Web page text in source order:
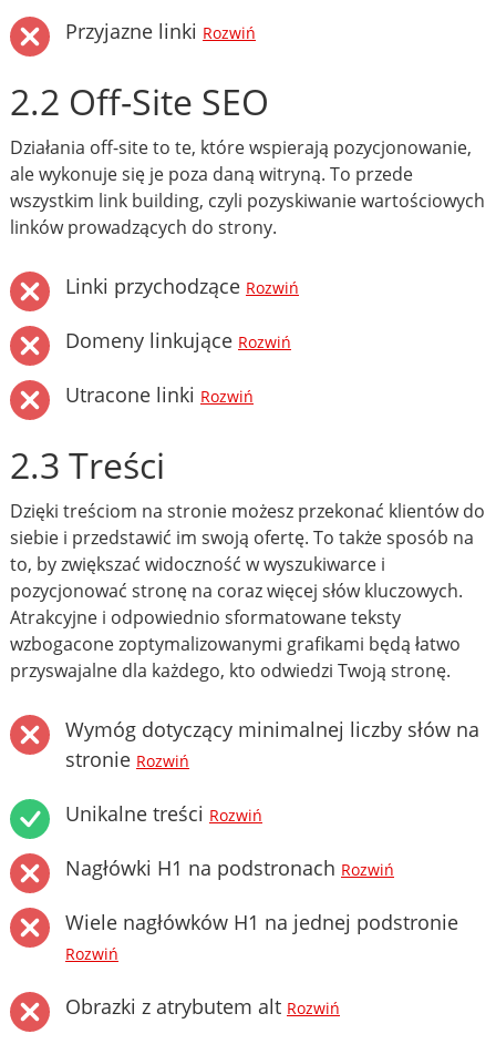
Przyjazne linki Rozwiń
2.2 Off-Site SEO
Działania off-site to te, które wspierają pozycjonowanie,
ale wykonuje się je poza daną witryną. To przede
wszystkim link building, czyli pozyskiwanie wartościowych
linków prowadzących do strony.
Linki przychodzące Rozwiń
Domeny linkujące Rozwiń
Utracone linki Rozwiń
2.3 Treści
Dzięki treściom na stronie możesz przekonać klientów do
siebie i przedstawić im swoją ofertę. To także sposób na
to, by zwiększać widoczność w wyszukiwarce i
pozycjonować stronę na coraz więcej słów kluczowych.
Atrakcyjne i odpowiednio sformatowane teksty
wzbogacone zoptymalizowanymi grafikami będą łatwo
przyswajalne dla każdego, kto odwiedzi Twoją stronę.
Wymóg dotyczący minimalnej liczby słów na
stronie Rozwiń
Unikalne treści Rozwiń
Nagłówki H1 na podstronach Rozwiń
Wiele nagłówków H1 na jednej podstronie
Rozwiń
Obrazki z atrybutem alt Rozwiń